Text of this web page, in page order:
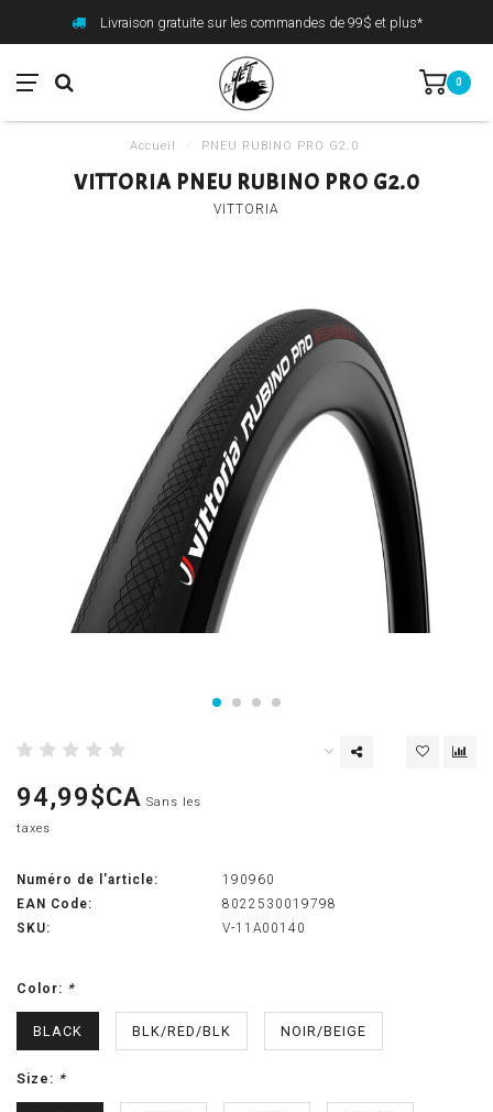
Livraison gratuite sur les commandes de 99$ et plus*
0
Accueil PNEU RUBINO PRO G2.0
VITTORIA PNEU RUBINO PRO G2.0
VITTORIA
94,99$CA Sans les
taxes
Numéro de l'article:
190960
EAN Code:
8022530019798
SKU:
V-11A00140
Color: *
BLACK BLK/RED/BLK NOIR/BEIGE
Size: *